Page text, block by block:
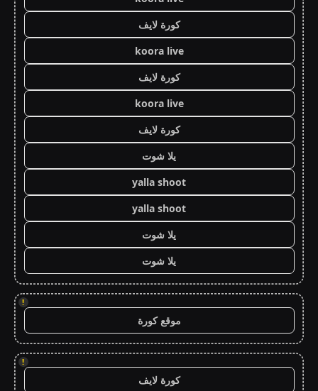
كورة لايف
koora live
كورة لايف
koora live
كورة لايف
يلا شوت
yalla shoot
yalla shoot
يلا شوت
يلا شوت
!
موقع كورة
!
كورة لايف